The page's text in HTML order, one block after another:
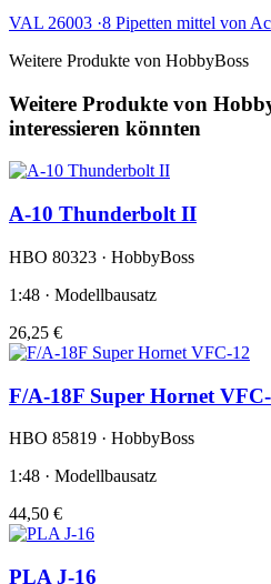
VAL 26003 ·8 Pipetten mittel von
Weitere Produkte von HobbyBoss
Weitere Produkte von
interessieren könnten
A-10 Thunderbolt II
HBO 80323 · HobbyBoss
1:48 · Modellbausatz
26,25 €
F/A-18F Super Hornet
HBO 85819 · HobbyBoss
1:48 · Modellbausatz
44,50 €
PLA J-16